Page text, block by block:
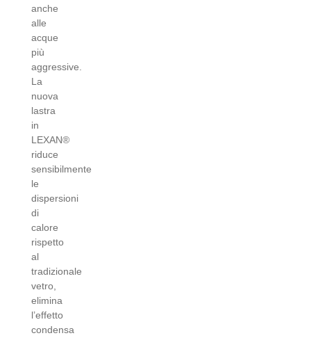
anche
alle
acque
più
aggressive.
La
nuova
lastra
in
LEXAN®
riduce
sensibilmente
le
dispersioni
di
calore
rispetto
al
tradizionale
vetro,
elimina
l’effetto
condensa